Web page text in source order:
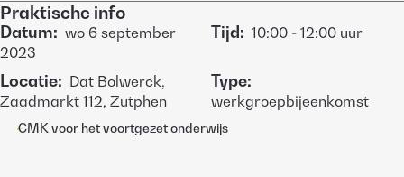
Praktische info
Datum: wo 6 september
2023
Tijd: 10:00 - 12:00 uur
Locatie: Dat Bolwerck,
Zaadmarkt 112, Zutphen
Type:
werkgroepbijeenkomst
CMK voor het voortgezet onderwijs